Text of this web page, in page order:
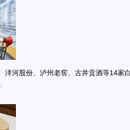
洋河股份、泸州老窖、古井贡酒等14家